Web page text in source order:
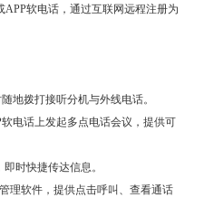
软电话，通过互联网远程注册为
拨打接听分机与外线电话。
电话上发起多点电话会议，提供可
时快捷传达信息。
软件，提供点击呼叫、查看通话